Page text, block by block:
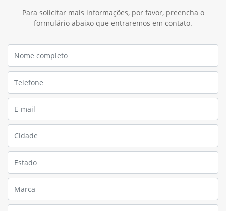
Para solicitar mais informações, por favor, preencha o
formulário abaixo que entraremos em contato.